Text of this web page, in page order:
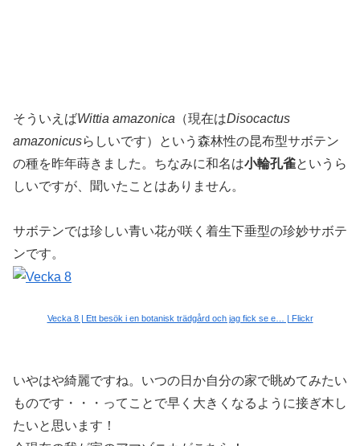
そういえばWittia amazonica （現在はDisocactus
amazonicusらしいです）という森林性の昆布型サボテン
の種を昨年蒔きました。ちなみに和名は小輪孔雀というら
しいですが、聞いたことはありません。
サボテンでは珍しい青い花が咲く着生下垂型の珍妙サボテ
ンです。
Vecka 8 | Ett besök i en botanisk trädgård och jag fick se e… | Flickr
いやはや綺麗ですね。いつの日か自分の家で眺めてみたい
ものです・・・ってことで早く大きくなるように接ぎ木し
たいと思います！